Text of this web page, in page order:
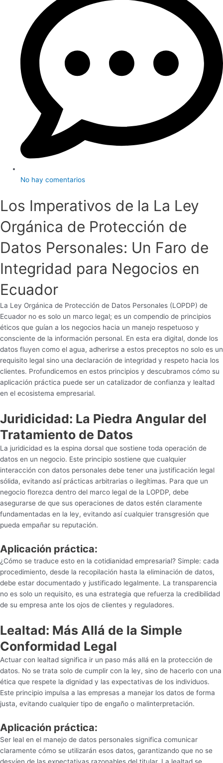
No hay comentarios
Los Imperativos de la La Ley
Orgánica de Protección de
Datos Personales: Un Faro de
Integridad para Negocios en
Ecuador
La Ley Orgánica de Protección de Datos Personales (LOPDP) de
Ecuador no es solo un marco legal; es un compendio de principios
éticos que guían a los negocios hacia un manejo respetuoso y
consciente de la información personal. En esta era digital, donde los
datos fluyen como el agua, adherirse a estos preceptos no solo es un
requisito legal sino una declaración de integridad y respeto hacia los
clientes. Profundicemos en estos principios y descubramos cómo su
aplicación práctica puede ser un catalizador de confianza y lealtad
en el ecosistema empresarial.
Juridicidad: La Piedra Angular del
Tratamiento de Datos
La juridicidad es la espina dorsal que sostiene toda operación de
datos en un negocio. Este principio sostiene que cualquier
interacción con datos personales debe tener una justificación legal
sólida, evitando así prácticas arbitrarias o ilegítimas. Para que un
negocio florezca dentro del marco legal de la LOPDP, debe
asegurarse de que sus operaciones de datos estén claramente
fundamentadas en la ley, evitando así cualquier transgresión que
pueda empañar su reputación.
Aplicación práctica:
¿Cómo se traduce esto en la cotidianidad empresarial? Simple: cada
procedimiento, desde la recopilación hasta la eliminación de datos,
debe estar documentado y justificado legalmente. La transparencia
no es solo un requisito, es una estrategia que refuerza la credibilidad
de su empresa ante los ojos de clientes y reguladores.
Lealtad: Más Allá de la Simple
Conformidad Legal
Actuar con lealtad significa ir un paso más allá en la protección de
datos. No se trata solo de cumplir con la ley, sino de hacerlo con una
ética que respete la dignidad y las expectativas de los individuos.
Este principio impulsa a las empresas a manejar los datos de forma
justa, evitando cualquier tipo de engaño o malinterpretación.
Aplicación práctica:
Ser leal en el manejo de datos personales significa comunicar
claramente cómo se utilizarán esos datos, garantizando que no se